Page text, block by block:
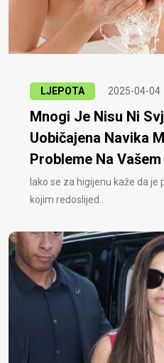
LJEPOTA 2025-04-04
Mnogi Je Nisu Ni
Uobičajena Navika
Probleme Na Vašem
Iako se za higijenu kaže da
kojim redoslijed..